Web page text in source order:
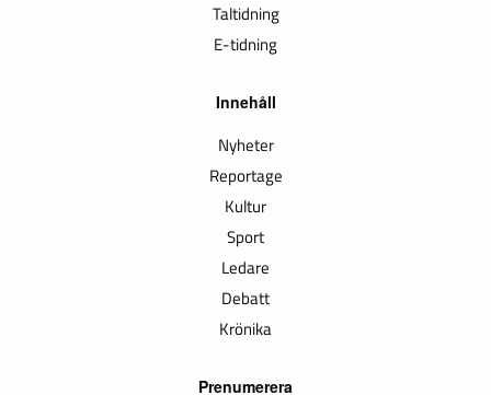
Taltidning
E-tidning
Innehåll
Nyheter
Reportage
Kultur
Sport
Ledare
Debatt
Krönika
Prenumerera